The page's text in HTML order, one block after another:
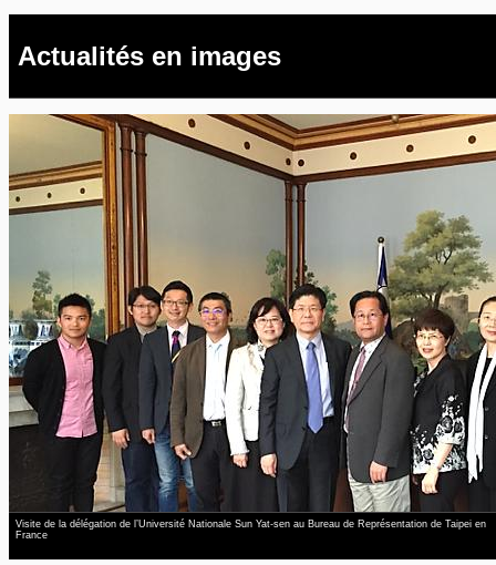
Actualités en images
Visite de la délégation de l’Université Nationale Sun Yat-sen au Bureau de Représentation de Taipei en
France